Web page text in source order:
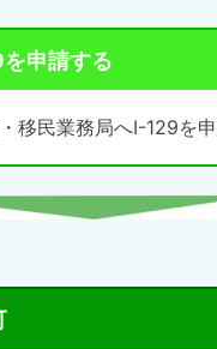
申請する
移民業務局へI-129を